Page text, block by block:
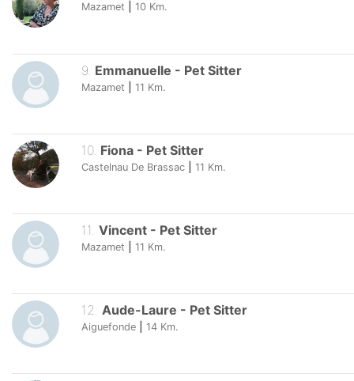
Mazamet 10 Km.
9 Emmanuelle - Pet Sitter
Mazamet 11 Km.
10. Fiona - Pet Sitter
Castelnau De Brassac 11 Km.
11 Vincent - Pet Sitter
Mazamet 11 Km.
12. Aude-Laure - Pet Sitter
Aiguefonde 14 Km.